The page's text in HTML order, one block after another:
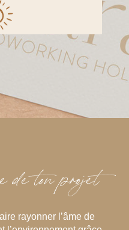
de ton projet
rayonner l’âme de